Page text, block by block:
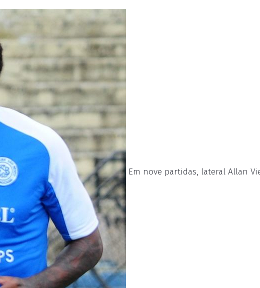
Em nove partidas, lateral Allan